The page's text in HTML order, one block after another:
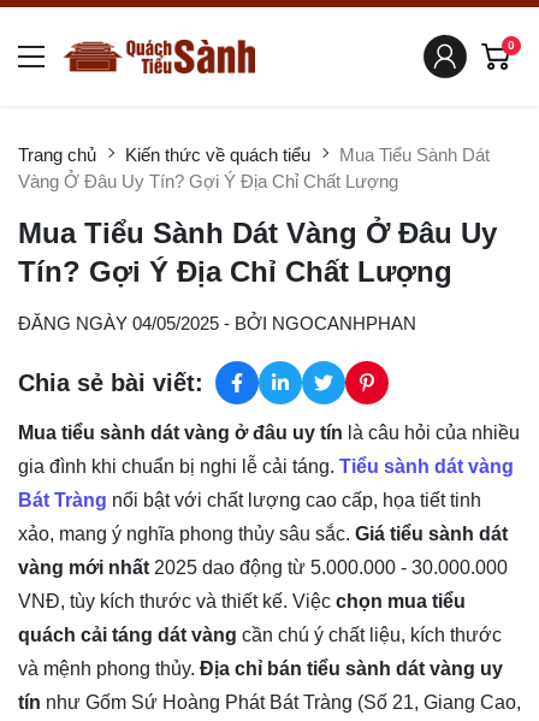
0
Trang chủ Kiến thức về quách tiểu
Mua Tiểu Sành Dát
Vàng Ở Đâu Uy Tín? Gợi Ý Địa Chỉ Chất Lượng
Mua Tiểu Sành Dát Vàng Ở Đâu Uy
Tín? Gợi Ý Địa Chỉ Chất Lượng
ĐĂNG NGÀY 04/05/2025 - BỞI NGOCANHPHAN
Chia sẻ bài viết:
Mua tiểu sành dát vàng ở đâu uy tín là câu hỏi của nhiều
gia đình khi chuẩn bị nghi lễ cải táng. Tiểu sành dát vàng
Bát Tràng nổi bật với chất lượng cao cấp, họa tiết tinh
xảo, mang ý nghĩa phong thủy sâu sắc. Giá tiểu sành dát
vàng mới nhất 2025 dao động từ 5.000.000 - 30.000.000
VNĐ, tùy kích thước và thiết kế. Việc chọn mua tiểu
quách cải táng dát vàng cần chú ý chất liệu, kích thước
và mệnh phong thủy. Địa chỉ bán tiểu sành dát vàng uy
tín như Gốm Sứ Hoàng Phát Bát Tràng (Số 21, Giang Cao,